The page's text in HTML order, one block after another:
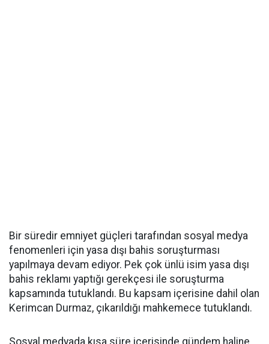
Bir süredir emniyet güçleri tarafından sosyal medya
fenomenleri için yasa dışı bahis soruşturması
yapılmaya devam ediyor. Pek çok ünlü isim yasa dışı
bahis reklamı yaptığı gerekçesi ile soruşturma
kapsamında tutuklandı. Bu kapsam içerisine dahil olan
Kerimcan Durmaz, çıkarıldığı mahkemece tutuklandı.
Sosyal medyada kısa süre içerisinde gündem haline